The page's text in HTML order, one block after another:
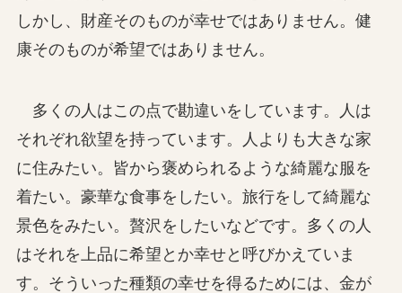
しかし、財産そのものが幸せではありません。健
康そのものが希望ではありません。
多くの人はこの点で勘違いをしています。人は
それぞれ欲望を持っています。人よりも大きな家
に住みたい。皆から褒められるような綺麗な服を
着たい。豪華な食事をしたい。旅行をして綺麗な
景色をみたい。贅沢をしたいなどです。多くの人
はそれを上品に希望とか幸せと呼びかえていま
す。そういった種類の幸せを得るためには、金が